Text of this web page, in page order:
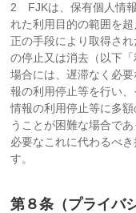
2 FJKは、保有個人情
れた利用目的の範囲を
正の手段により取得さ
の停止又は消去（以下
場合には、遅滞なく必
報の利用停止等を行い
情報の利用停止等に多
うことが困難な場合で
必要なこれに代わるべ
す。
第８条（プライバ